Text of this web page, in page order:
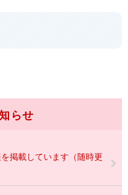
らせ
掲載しています（随時更